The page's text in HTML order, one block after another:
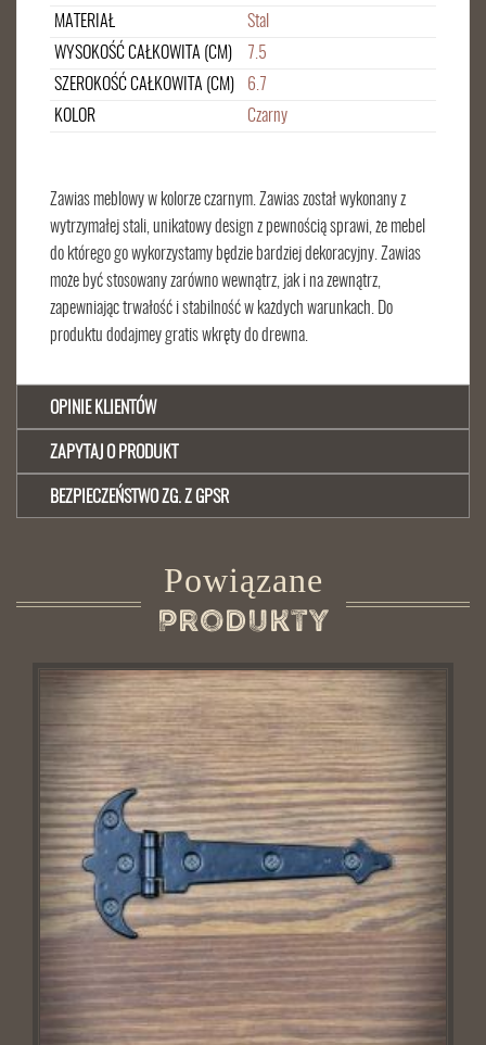
MATERIAŁ
Stal
WYSOKOŚĆ CAŁKOWITA (CM)
7.5
SZEROKOŚĆ CAŁKOWITA (CM)
6.7
KOLOR
Czarny
Zawias meblowy w kolorze czarnym. Zawias został wykonany z
wytrzymałej stali, unikatowy design z pewnością sprawi, że mebel
do którego go wykorzystamy będzie bardziej dekoracyjny. Zawias
może być stosowany zarówno wewnątrz, jak i na zewnątrz,
zapewniając trwałość i stabilność w każdych warunkach. Do
produktu dodajmey gratis wkręty do drewna.
OPINIE KLIENTÓW
ZAPYTAJ O PRODUKT
BEZPIECZEŃSTWO ZG. Z GPSR
Powiązane
Produkty